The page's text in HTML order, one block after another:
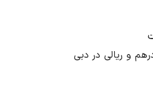
و ریالی در دبی